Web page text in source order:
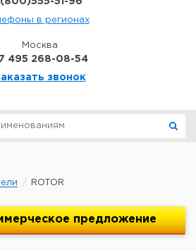
в регионах
Москва
495 268-08-54
звонок
ROTOR
предложение